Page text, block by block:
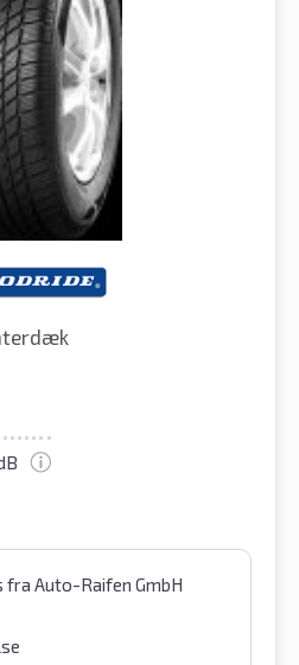
fra Auto-Raifen GmbH